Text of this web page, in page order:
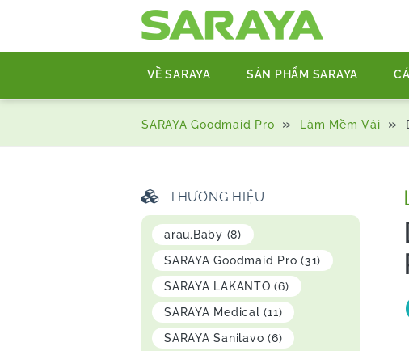
VỀ SARAYA SẢN PHẨM SARAYA
SARAYA Goodmaid Pro » Làm Mềm Vải »
THƯƠNG HIỆU
arau.Baby (8)
SARAYA Goodmaid Pro (31)
SARAYA LAKANTO (6)
SARAYA Medical (11)
SARAYA Sanilavo (6)